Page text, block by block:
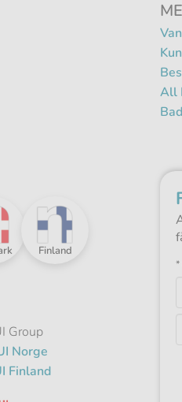
All
Nazar
Finland
Group
Norge
Finland
*